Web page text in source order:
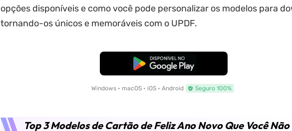
opções disponíveis e como você pode personalizar os modelos para
tornando-os únicos e memoráveis com o UPDF.
Baixar Grátis
Windows • macOS • iOS • Android Seguro 100%
Top 3 Modelos de Cartão de Feliz Ano Novo Que Você Não